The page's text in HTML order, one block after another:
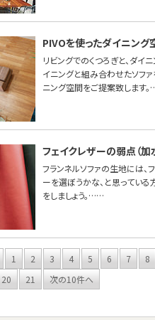
PIVOを使ったダイニング
リビングでのくつろぎと、ダ
イニングと組み合わせたソファ
ニング空間をご提案致します
フェイクレザーの弱点（加
フランネルソファの生地には、
ーを選ぼうかな、と思っている
をしましょう。……
1 2 3 4 5 6 7 8
20 21 次の10件へ